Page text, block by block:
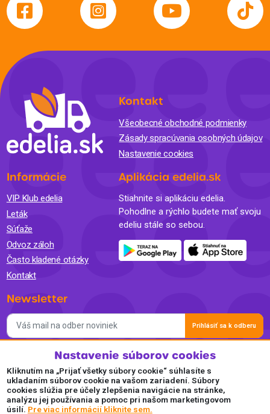
Kontakt
Všeobecné obchodné podmienky
Zásady spracúvania osobných údajov
Nastavenie cookies
Informácie
VIP Klub edelia
Leták
Súťaže
Odvoz záloh
Často kladené otázky
Kontakt
Aplikácia edelia.sk
Stiahnite si aplikáciu edelia.
Pohodlne a rýchlo budete mať svoju
edeliu stále so sebou.
Newsletter
Prihlásiť sa k odberu
Súhlasím so spracovaním osobných údajov a so zasielaním
newslettra na marketingové účely a oboznámil som sa so
Zásadami ochrany osobných údajov.
Akceptujeme
Nastavenie súborov cookies
Kliknutím na „Prijať všetky súbory cookie“ súhlasíte s
ukladaním súborov cookie na vašom zariadení. Súbory
cookies slúžia pre účely zlepšenia navigácie na stránke,
analýzu jej používania a pomoc pri našom marketingovom
úsilí. Pre viac informácií kliknite sem.